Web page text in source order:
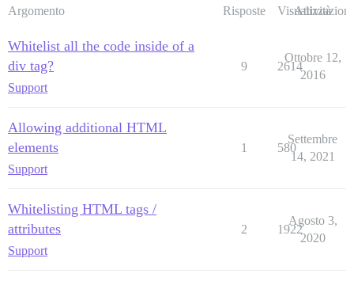
Argomento Risposte Visualizzazioni
Attività
Whitelist all the code inside of a
div tag?
Support
9 2614
Ottobre 12,
2016
Allowing additional HTML
elements
Support
1 580
Settembre
14, 2021
Whitelisting HTML tags /
attributes
Support
2 1922
Agosto 3,
2020